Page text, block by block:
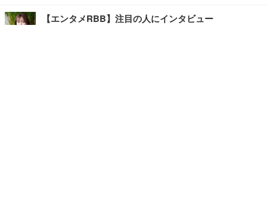
【エンタメRBB】注目の人にインタビュー